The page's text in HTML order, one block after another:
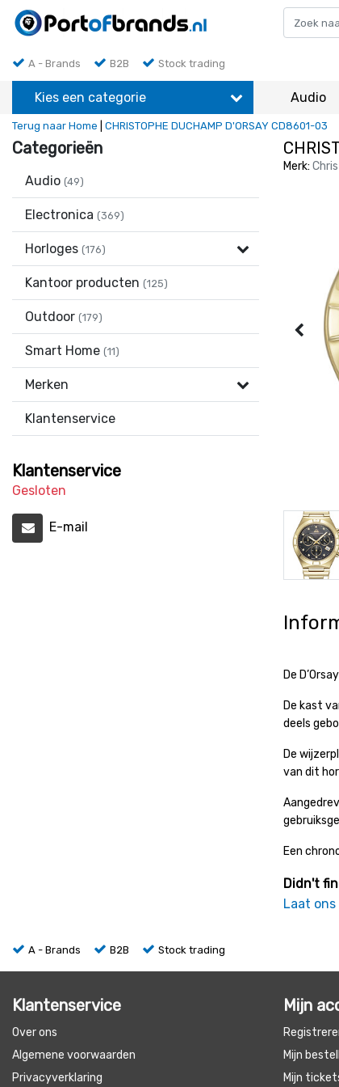
A - Brands B2B Stock trading
Kies een categorie Audio
Terug naar Home CHRISTOPHE DUCHAMP D'ORSAY CD8601-03
Categorieën
Audio (49)
Electronica (369)
Horloges (176)
Kantoor producten (125)
Outdoor (179)
Smart Home (11)
Merken
Klantenservice
Klantenservice
Gesloten
E-mail
Merk:
De
De kast
deels
De
van dit
Een
Didn't
Laat
A - Brands B2B Stock trading
Klantenservice
Over ons
Algemene voorwaarden
Privacyverklaring
Mijn
Mijn
Mijn